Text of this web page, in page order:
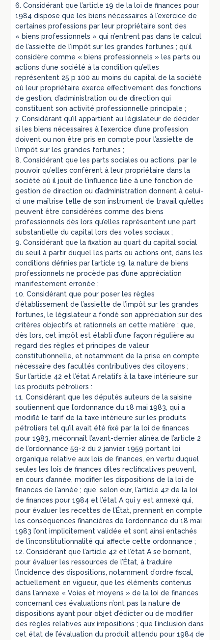
6. Considérant que l’article 19 de la loi de finances pour
1984 dispose que les biens nécessaires à l’exercice de
certaines professions par leur propriétaire sont des
« biens professionnels » qui n’entrent pas dans le calcul
de l’assiette de l’impôt sur les grandes fortunes ; qu’il
considère comme « biens professionnels » les parts ou
actions d’une société à la condition qu’elles
représentent 25 p 100 au moins du capital de la société
où leur propriétaire exerce effectivement des fonctions
de gestion, d’administration ou de direction qui
constituent son activité professionnelle principale ;
7. Considérant qu’il appartient au législateur de décider
si les biens nécessaires à l’exercice d’une profession
doivent ou non être pris en compte pour l’assiette de
l’impôt sur les grandes fortunes ;
8. Considérant que les parts sociales ou actions, par le
pouvoir qu’elles confèrent à leur propriétaire dans la
société où il jouit de l’influence liée à une fonction de
gestion de direction ou d’administration donnent à celui-
ci une maîtrise telle de son instrument de travail qu’elles
peuvent être considérées comme des biens
professionnels dès lors qu’elles représentent une part
substantielle du capital lors des votes sociaux ;
9. Considérant que la fixation au quart du capital social
du seuil à partir duquel les parts ou actions ont, dans les
conditions définies par l’article 19, la nature de biens
professionnels ne procède pas d’une appréciation
manifestement erronée ;
10. Considérant que pour poser les règles
d’établissement de l’assiette de l’impôt sur les grandes
fortunes, le législateur a fondé son appréciation sur des
critères objectifs et rationnels en cette matière ; que,
dès lors, cet impôt est établi d’une façon régulière au
regard des règles et principes de valeur
constitutionnelle, et notamment de la prise en compte
nécessaire des facultés contributives des citoyens ;
Sur l’article 42 et l’état A relatifs à la taxe intérieure sur
les produits pétroliers :
11. Considérant que les députés auteurs de la saisine
soutiennent que l’ordonnance du 18 mai 1983, qui a
modifié le tarif de la taxe intérieure sur les produits
pétroliers tel qu’il avait été fixé par la loi de finances
pour 1983, méconnaît l’avant-dernier alinéa de l’article 2
de l’ordonnance 59-2 du 2 janvier 1959 portant loi
organique relative aux lois de finances, en vertu duquel
seules les lois de finances dites rectificatives peuvent,
en cours d’année, modifier les dispositions de la loi de
finances de l’année ; que, selon eux, l’article 42 de la loi
de finances pour 1984 et l’état A qui y est annexé qui,
pour évaluer les recettes de l’État, prennent en compte
les conséquences financières de l’ordonnance du 18 mai
1983 l’ont implicitement validée et sont ainsi entachés
de l’inconstitutionnalité qui affecte cette ordonnance ;
12. Considérant que l’article 42 et l’état A se bornent,
pour évaluer les ressources de l’État, à traduire
l’incidence des dispositions, notamment d’ordre fiscal,
actuellement en vigueur, que les éléments contenus
dans l’annexe « Voies et moyens » de la loi de finances
concernant ces évaluations n’ont pas la nature de
dispositions ayant pour objet d’édicter ou de modifier
des règles relatives aux impositions ; que l’inclusion dans
cet état de l’évaluation du produit attendu pour 1984 de